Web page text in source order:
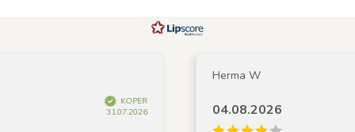
KOPER
31.07.2026
Herma W
04.08.2026